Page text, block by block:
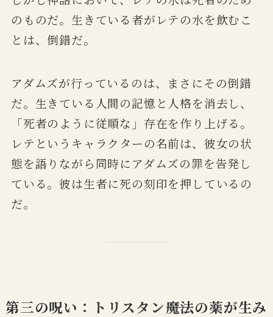
のものだ。生きている者がレテの水を飲むこ
とは、倒錯だ。
アダムズが行っているのは、まさにその倒錯
だ。生きている人間の記憶と人格を消去し、
「死者のように従順な」存在を作り上げる。
レテというキャラクターの名前は、彼女の状
態を語りながら同時にアダムズの罪を告発し
ている。彼は生者に死の刻印を押しているの
だ。
第三の呪い：トリスタン――魔法の薬が生み